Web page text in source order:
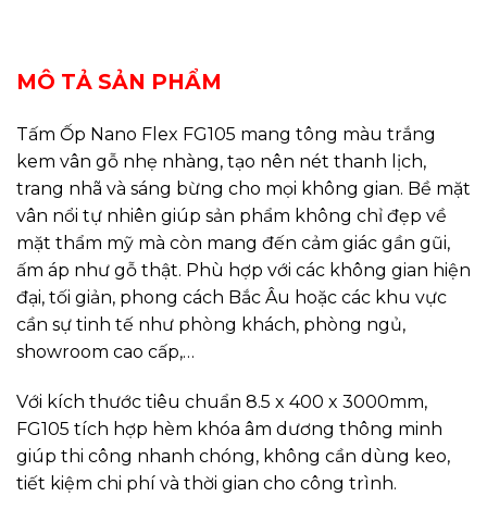
MÔ TẢ SẢN PHẨM
Tấm Ốp Nano Flex FG105 mang tông màu trắng
kem vân gỗ nhẹ nhàng, tạo nên nét thanh lịch,
trang nhã và sáng bừng cho mọi không gian. Bề mặt
vân nổi tự nhiên giúp sản phẩm không chỉ đẹp về
mặt thẩm mỹ mà còn mang đến cảm giác gần gũi,
ấm áp như gỗ thật. Phù hợp với các không gian hiện
đại, tối giản, phong cách Bắc Âu hoặc các khu vực
cần sự tinh tế như phòng khách, phòng ngủ,
showroom cao cấp,…
Với kích thước tiêu chuẩn 8.5 x 400 x 3000mm,
FG105 tích hợp hèm khóa âm dương thông minh
giúp thi công nhanh chóng, không cần dùng keo,
tiết kiệm chi phí và thời gian cho công trình.